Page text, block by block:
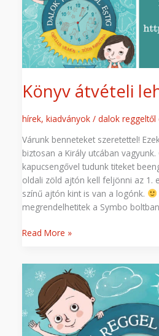
Könyv átvételi
hírek,kiadványok /dalok reggeltől
Várunk benneteket szeretettel!
biztosan a Király utcában vagyunk.
kapucsengővel tudunk titeket
oldali zöld ajtón kell feljönni az 1.
színű ajtón kint is van a logónk.
megrendelhetitek a Symbo
Read More »
Dalok
reggeltől
estig